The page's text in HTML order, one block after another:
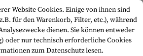
Website Cookies. Einige von ihnen sind
für den Warenkorb, Filter, etc.), während
dienen. Sie können entweder
oder nur technisch erforderliche Cookies
zum Datenschutz lesen.